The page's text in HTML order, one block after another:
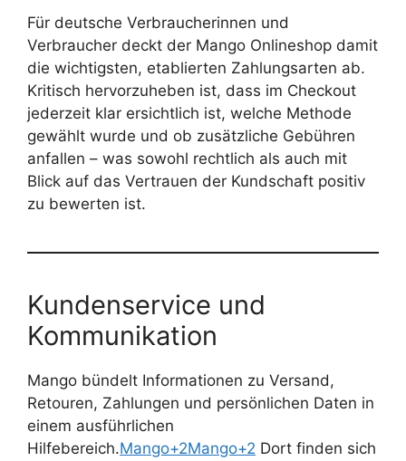
Für deutsche Verbraucherinnen und
Verbraucher deckt der Mango Onlineshop damit
die wichtigsten, etablierten Zahlungsarten ab.
Kritisch hervorzuheben ist, dass im Checkout
jederzeit klar ersichtlich ist, welche Methode
gewählt wurde und ob zusätzliche Gebühren
anfallen – was sowohl rechtlich als auch mit
Blick auf das Vertrauen der Kundschaft positiv
zu bewerten ist.
Kundenservice und
Kommunikation
Mango bündelt Informationen zu Versand,
Retouren, Zahlungen und persönlichen Daten in
einem ausführlichen
Hilfebereich.Mango+2Mango+2 Dort finden sich